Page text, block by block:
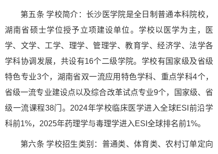
第五条 学校简介：长沙医学院是全日制普通本科院校，
湖南省硕士学位授予立项建设单位。学校以医学为主，医
学、文学、工学、理学、管理学、教育学、经济学、法学各
学科协调发展，共设有16个二级学院。学校有国家级及省级
特色专业3个，湖南省双一流应用特色学科、重点学科4个，
省级一流专业建设点以及综合改革试点专业9个，国家级、省
级一流课程38门。2024年学校临床医学进入全球ESI前沿学
科前1%，2025年药理学与毒理学进入ESI全球排名前1%。
第六条 学校招生类别：普通类、体育类、农村订单定向